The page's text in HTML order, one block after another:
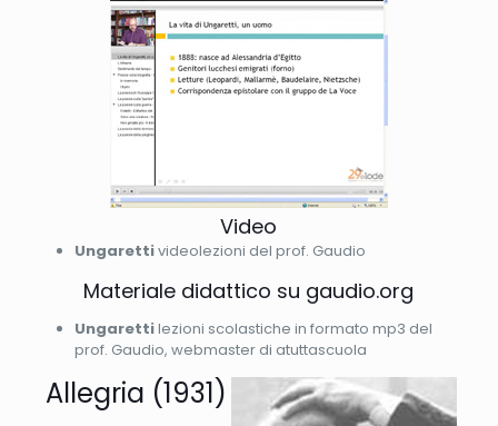
Video
Ungarettivideolezioni del prof. Gaudio
Materiale didattico su gaudio.org
Ungarettilezioni scolastiche in formato mp3 del
prof. Gaudio, webmaster di atuttascuola
Allegria (1931)